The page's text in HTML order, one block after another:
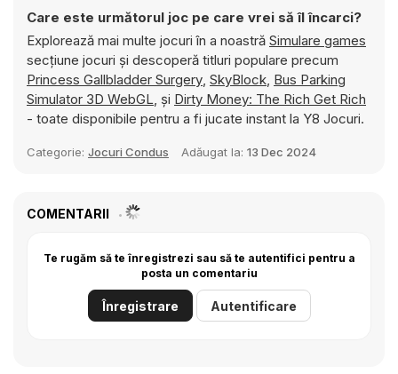
Care este următorul joc pe care vrei să îl încarci?
Explorează mai multe jocuri în a noastră Simulare games
secțiune jocuri și descoperă titluri populare precum
Princess Gallbladder Surgery, SkyBlock, Bus Parking
Simulator 3D WebGL, și Dirty Money: The Rich Get Rich
- toate disponibile pentru a fi jucate instant la Y8 Jocuri.
Categorie: Jocuri Condus Adăugat la: 13 Dec 2024
COMENTARII
Te rugăm să te înregistrezi sau să te autentifici pentru a
posta un comentariu
Înregistrare Autentificare